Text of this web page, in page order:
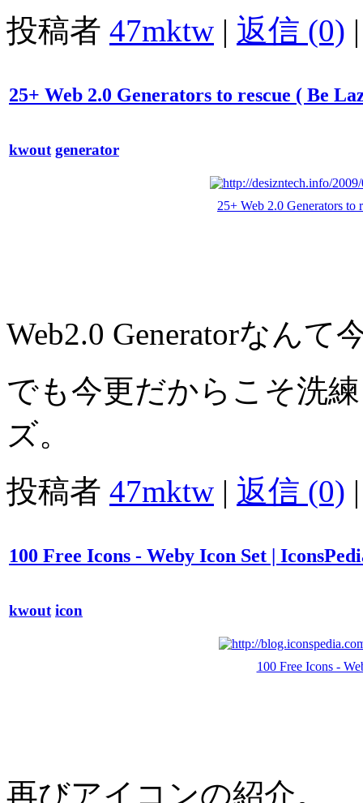
投稿者 47mktw | 返信 (0)
25+ Web 2.0 Generators to rescue ( Be
kwout generator
25+ Web 2.0 Generators to
Web2.0 Generatorなん
でも今更だからこそ洗
ズ。
投稿者 47mktw | 返信 (0)
100 Free Icons - Weby Icon Set |
kwout icon
100 Free Icons -
再びアイコンの紹介。